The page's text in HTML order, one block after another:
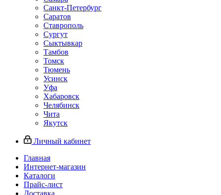
Санкт-Петербург
Саратов
Ставрополь
Сургут
Сыктывкар
Тамбов
Томск
Тюмень
Усинск
Уфа
Хабаровск
Челябинск
Чита
Якутск
Личный кабинет
Главная
Интернет-магазин
Каталоги
Прайс-лист
Доставка